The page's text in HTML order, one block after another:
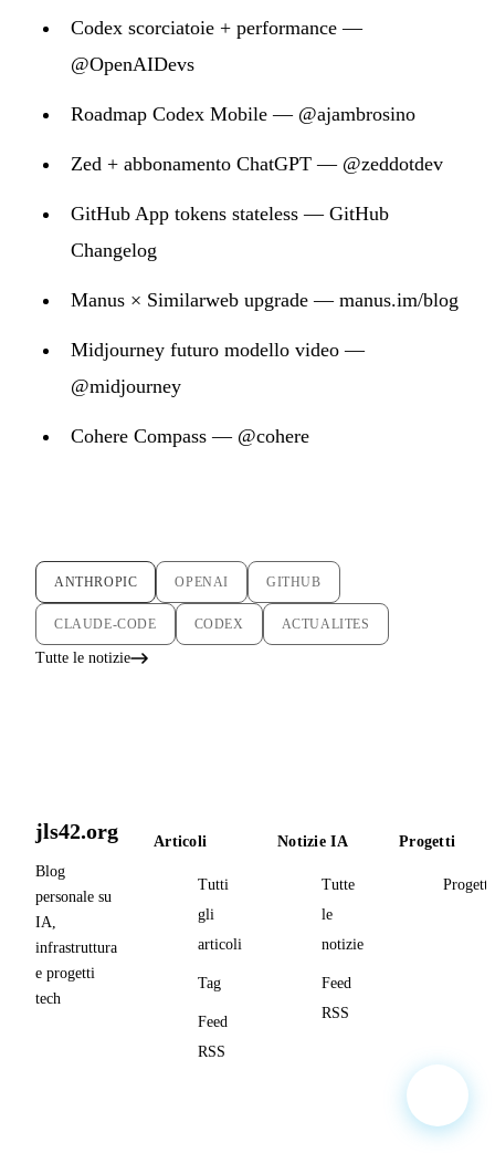
Codex scorciatoie + performance —
@OpenAIDevs
Roadmap Codex Mobile — @ajambrosino
Zed + abbonamento ChatGPT — @zeddotdev
GitHub App tokens stateless — GitHub
Changelog
Manus × Similarweb upgrade — manus.im/blog
Midjourney futuro modello video —
@midjourney
Cohere Compass — @cohere
ANTHROPIC OPENAI GITHUB
CLAUDE-CODE CODEX ACTUALITES
Tutte le notizie
jls42.org
Blog
personale su
IA,
infrastruttura
e progetti
tech
Articoli
Tutti
gli
articoli
Tag
Feed
RSS
Notizie IA
Tutte
le
notizie
Feed
RSS
Progetti
Progetti